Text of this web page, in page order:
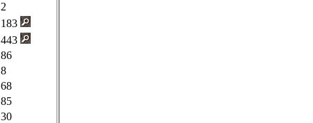
2
183
443
86
8
68
85
30